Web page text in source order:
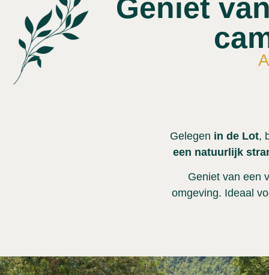
Geniet
Gelegen in de Lot,
een natuurlijk
Geniet van een
omgeving. Ideaal